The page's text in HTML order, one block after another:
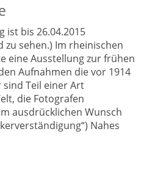
ist bis 26.04.2015
zu sehen.) Im rheinischen
eine Ausstellung zur frühen
Aufnahmen die vor 1914
Teil einer Art
die Fotografen
ausdrücklichen Wunsch
Nahes